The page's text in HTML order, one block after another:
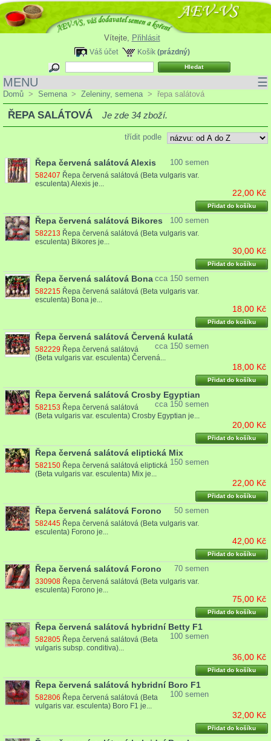
Vítejte, Přihlásit
Košík (prázdný)
Váš účet
MENU ☰
Domů > Semena > Zeleniny, semena > řepa salátová
ŘEPA SALÁTOVÁ Je zde 34 zboží.
třídit podle
Řepa červená salátová Alexis 100 semen
582407 Řepa červená salátová (Beta vulgaris var.
esculenta) Alexis je...
22,00 Kč
Přidat do košíku
Řepa červená salátová Bikores 100 semen
582213 Řepa červená salátová (Beta vulgaris var.
esculenta) Bikores je...
30,00 Kč
Přidat do košíku
Řepa červená salátová Bona cca 150 semen
582215 Řepa červená salátová (Beta vulgaris var.
esculenta) Bona je...
18,00 Kč
Přidat do košíku
Řepa červená salátová Červená kulatá
cca 150 semen
582229 Řepa červená salátová
(Beta vulgaris var. esculenta) Červená...
18,00 Kč
Přidat do košíku
Řepa červená salátová Crosby Egyptian
cca 150 semen
582153 Řepa červená salátová
(Beta vulgaris var. esculenta) Crosby Egyptian je...
20,00 Kč
Přidat do košíku
Řepa červená salátová eliptická Mix
150 semen
582150 Řepa červená salátová eliptická
(Beta vulgaris var. esculenta) Mix je...
22,00 Kč
Přidat do košíku
Řepa červená salátová Forono 50 semen
582445 Řepa červená salátová (Beta vulgaris var.
esculenta) Forono je...
42,00 Kč
Přidat do košíku
Řepa červená salátová Forono 70 semen
330908 Řepa červená salátová (Beta vulgaris var.
esculenta) Forono je...
75,00 Kč
Přidat do košíku
Řepa červená salátová hybridní Betty F1
100 semen
582805 Řepa červená salátová (Beta
vulgaris subsp. conditiva)...
36,00 Kč
Přidat do košíku
Řepa červená salátová hybridní Boro F1
100 semen
582806 Řepa červená salátová (Beta
vulgaris var. esculenta) Boro F1 je...
32,00 Kč
Přidat do košíku